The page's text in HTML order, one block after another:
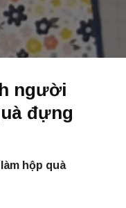
người
đựng
hộp quà